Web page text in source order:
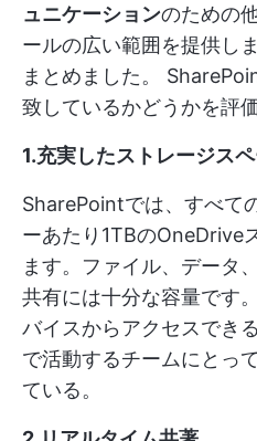
ュニケーションのための
ールの広い範囲を提供し
まとめました。
致しているかどうかを評価
1.充実したストレージス
SharePointでは、すべて
ーあたり1TBのOneDrive
ます。ファイル、データ
共有には十分な容量です
バイスからアクセスでき
で活動するチームにとっ
ている。